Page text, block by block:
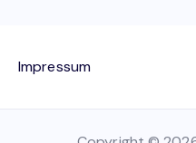
Impressum